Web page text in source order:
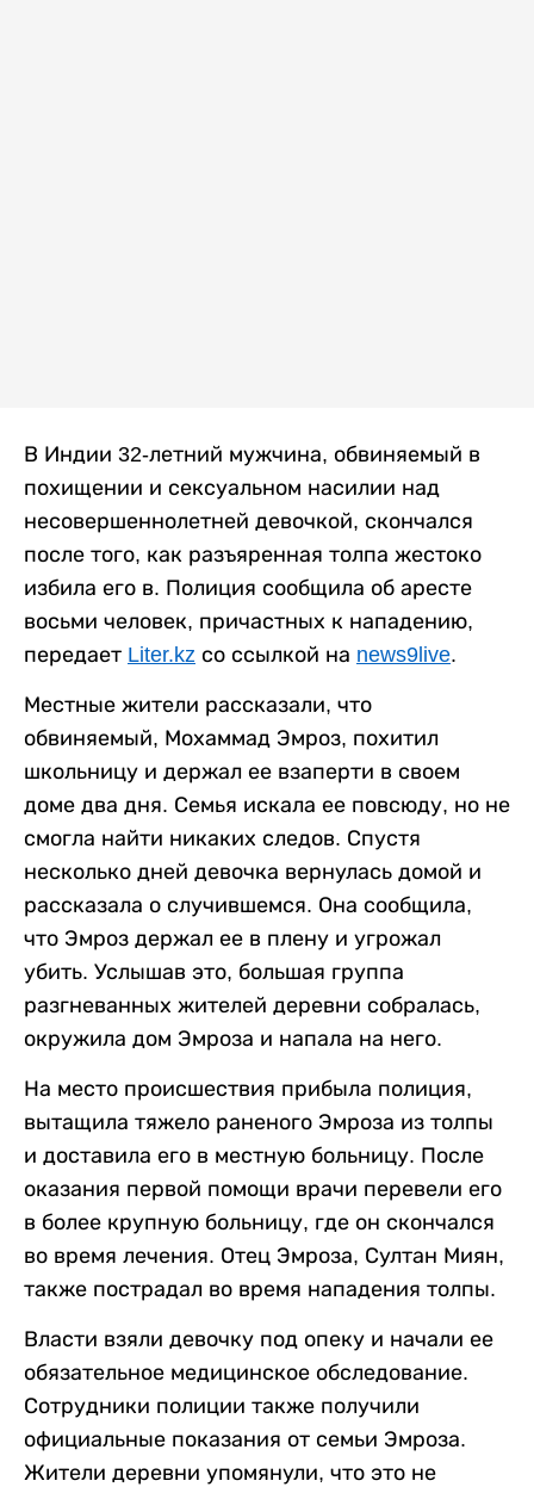
В Индии 32-летний мужчина, обвиняемый в
похищении и сексуальном насилии над
несовершеннолетней девочкой, скончался
после того, как разъяренная толпа жестоко
избила его в. Полиция сообщила об аресте
восьми человек, причастных к нападению,
передает Liter.kz со ссылкой на news9live.
Местные жители рассказали, что
обвиняемый, Мохаммад Эмроз, похитил
школьницу и держал ее взаперти в своем
доме два дня. Семья искала ее повсюду, но не
смогла найти никаких следов. Спустя
несколько дней девочка вернулась домой и
рассказала о случившемся. Она сообщила,
что Эмроз держал ее в плену и угрожал
убить. Услышав это, большая группа
разгневанных жителей деревни собралась,
окружила дом Эмроза и напала на него.
На место происшествия прибыла полиция,
вытащила тяжело раненого Эмроза из толпы
и доставила его в местную больницу. После
оказания первой помощи врачи перевели его
в более крупную больницу, где он скончался
во время лечения. Отец Эмроза, Султан Миян,
также пострадал во время нападения толпы.
Власти взяли девочку под опеку и начали ее
обязательное медицинское обследование.
Сотрудники полиции также получили
официальные показания от семьи Эмроза.
Жители деревни упомянули, что это не